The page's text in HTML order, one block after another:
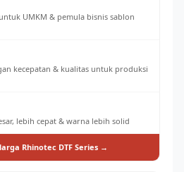
UMKM & pemula bisnis sablon
kecepatan & kualitas untuk produksi
lebih cepat & warna lebih solid
Rhinotec DTF Series →